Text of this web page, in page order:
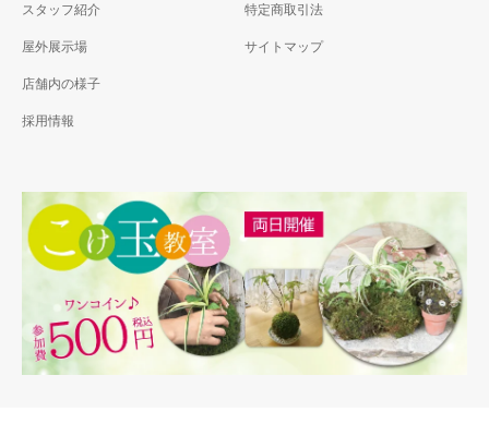
スタッフ紹介
屋外展示場
店舗内の様子
採用情報
特定商取引法
サイトマップ